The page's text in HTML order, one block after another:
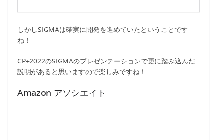
しかしSIGMAは確実に開発を進めていたということです
ね！
CP+2022のSIGMAのプレゼンテーションで更に踏み込んだ
説明があると思いますので楽しみですね！
Amazon アソシエイト